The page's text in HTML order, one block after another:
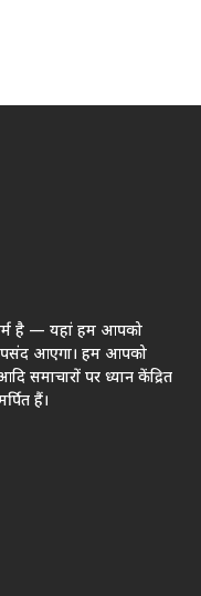
है — यहां हम आपको
पसंद आएगा। हम आपको
समाचारों पर ध्यान केंद्रित
हैं।